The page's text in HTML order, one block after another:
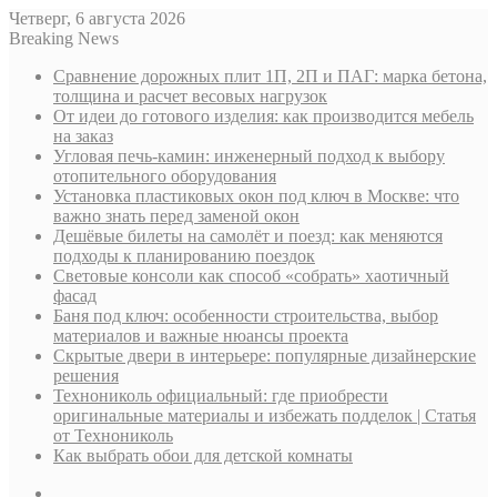
Четверг, 6 августа 2026
Breaking News
Сравнение дорожных плит 1П, 2П и ПАГ: марка бетона,
толщина и расчет весовых нагрузок
От идеи до готового изделия: как производится мебель
на заказ
Угловая печь-камин: инженерный подход к выбору
отопительного оборудования
Установка пластиковых окон под ключ в Москве: что
важно знать перед заменой окон
Дешёвые билеты на самолёт и поезд: как меняются
подходы к планированию поездок
Световые консоли как способ «собрать» хаотичный
фасад
Баня под ключ: особенности строительства, выбор
материалов и важные нюансы проекта
Скрытые двери в интерьере: популярные дизайнерские
решения
Технониколь официальный: где приобрести
оригинальные материалы и избежать подделок | Статья
от Технониколь
Как выбрать обои для детской комнаты